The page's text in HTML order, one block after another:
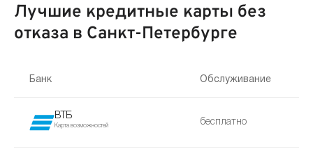
Лучшие кредитные карты без
отказа в Санкт-Петербурге
Банк Обслуживание
ВТБ
Карта возможностей бесплатно